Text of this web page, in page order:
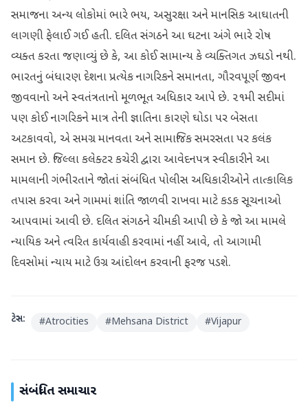
સમાજના અન્ય લોકોમાં ભારે ભય, અસુરક્ષા અને માનસિક આઘાતની
લાગણી ફેલાઈ ગઈ હતી. દલિત સંગઠને આ ઘટના અંગે ભારે રોષ
વ્યક્ત કરતા જણાવ્યું છે કે, આ કોઈ સામાન્ય કે વ્યક્તિગત ઝઘડો નથી.
ભારતનું બંધારણ દેશના પ્રત્યેક નાગરિકને સમાનતા, ગૌરવપૂર્ણ જીવન
જીવવાનો અને સ્વતંત્રતાનો મૂળભૂત અધિકાર આપે છે. ૨૧મી સદીમાં
પણ કોઈ નાગરિકને માત્ર તેની જ્ઞાતિના કારણે ઘોડા પર બેસતા
અટકાવવો, એ સમગ્ર માનવતા અને સામાજિક સમરસતા પર કલંક
સમાન છે. જિલ્લા કલેક્ટર કચેરી દ્વારા આવેદનપત્ર સ્વીકારીને આ
મામલાની ગંભીરતાને જોતાં સંબંધિત પોલીસ અધિકારીઓને તાત્કાલિક
તપાસ કરવા અને ગામમાં શાંતિ જાળવી રાખવા માટે કડક સૂચનાઓ
આપવામાં આવી છે. દલિત સંગઠને ચીમકી આપી છે કે જો આ મામલે
ન્યાયિક અને ત્વરિત કાર્યવાહી કરવામાં નહીં આવે, તો આગામી
દિવસોમાં ન્યાય માટે ઉગ્ર આંદોલન કરવાની ફરજ પડશે.
ટેગ્સ: #Atrocities #Mehsana District #Vijapur
સંબંધિત સમાચાર